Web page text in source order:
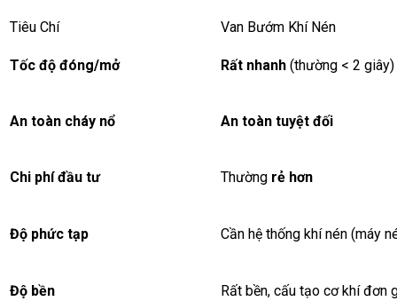
Tiêu Chí Van Bướm Khí Nén
Tốc độ đóng/mở Rất nhanh (thường < 2 giây)
An toàn cháy nổ An toàn tuyệt đối
Chi phí đầu tư Thường rẻ hơn
Độ phức tạp Cần hệ thống khí nén (máy
Độ bền Rất bền, cấu tạo cơ khí đơn